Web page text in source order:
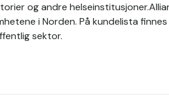
og andre
i Norden. På kundelista
sektor.